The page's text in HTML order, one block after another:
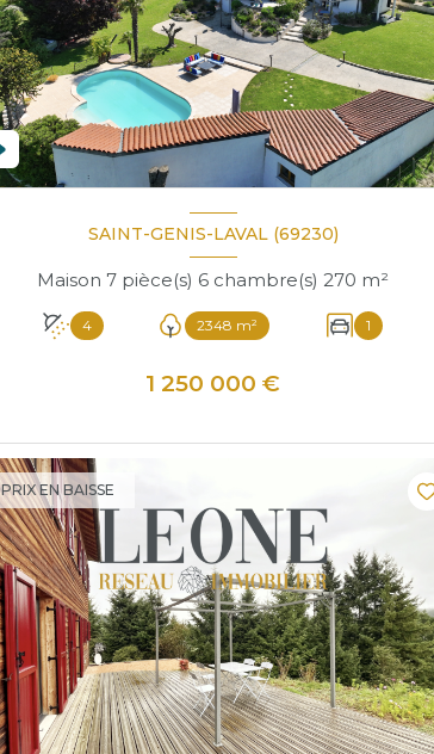
SAINT-GENIS-LAVAL (69230)
Maison 7 pièce(s) 6 chambre(s) 270 m²
4 2348 m² 1
1 250 000 €
PRIX EN BAISSE